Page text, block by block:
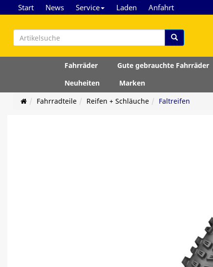
Start News Service Laden Anfahrt
Fahrräder Gute gebrauchte Fahrräder
Neuheiten
Marken
Fahrradteile
Reifen + Schläuche Faltreifen